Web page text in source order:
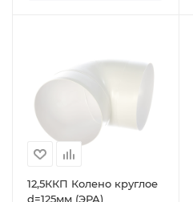
12,5ККП Колено круглое
d=125мм (ЭРА)